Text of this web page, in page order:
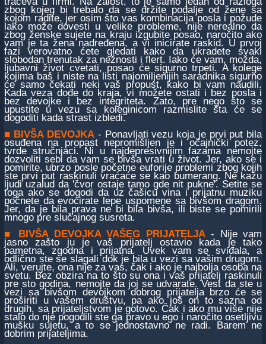
zbog kojeg bi trebalo da se držite podalje od žene sa
kojom radite, jer osim što vas kombinacija posla i požude
lako može dovesti u velike probleme, nije nerealno da
zbog ženske sujete na kraju izgubite posao, naročito ako
vam je ta žena nadređena, a vi inicirate raskid. U prvoj
fazi verovatno ćete gledati kako da ukradete svaki
slobodan trenutak za nežnosti i flert. Iako će vam, možda,
ljubavni život cvetati, posao će sigurno trpeti. A kolege
kojima baš i niste na listi najomiljenijih saradnika sigurno
će samo čekati neki vaš propust, kako bi vam naudili.
Kada veza dođe do kraja, vi možete ostati i bez posla i
bez devojke i bez integriteta. Zato, pre nego što se
upustite u vezu sa koleginicom razmislite šta će se
dogoditi kada strast izbledi.
■ BIVŠA DEVOJKA - Ponavljati vezu koja je prvi put bila
osuđena na propast nepromišljen je i očajnički potez,
tvrde stručnjaci. Ni u najdepresivnijim fazama nemojte
dozvoliti sebi da vam se bivša vrati u život. Jer, ako se i
pomirite, ubrzo posle početne euforije problemi zbog kojih
ste prvi put raskinuli vraćaće se kao bumerang. Ne kažu
ljudi uzalud da 'čvor ostaje tamo gde nit pukne'. Setite se
toga ako se dogodi da uz čašicu vina i prijatnu muziku
počnete da evocirate lepe uspomene sa bivšom dragom.
Jer, da je bila prava ne bi bila bivša, ili biste se pomirili
mnogo pre slučajnog susreta.
■
BIVŠA DEVOJKA VAŠEG PRIJATELJA- Nije vam
jasno zašto ju je vaš prijatelj ostavio kada je tako
pametna, zgodna i prijatna. Uvek vam se sviđala, a
odlično ste se slagali dok je bila u vezi sa vašim drugom.
Ali, verujte, ona nije za vas, čak i ako je najbolja osoba na
svetu. Bez obzira na to što su ona i vaš prijatelj raskinuli
pre sto godina, nemojte da joj se udvarate. Vest da ste u
vezi sa bivšom devojkom dobrog prijatelja brzo će se
proširiti u vašem društvu, pa ako još on to sazna od
drugih, sa prijateljstvom je gotovo. Čak i ako mu više nije
stalo do nje pogodili ste ga pravo u ego i naročito osetljivu
mušku sujetu, a to se jednostavno ne radi. Barem ne
dobrim prijateljima.